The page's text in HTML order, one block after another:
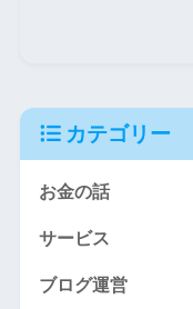
カテゴリー
お金の話
サービス
ブログ運営